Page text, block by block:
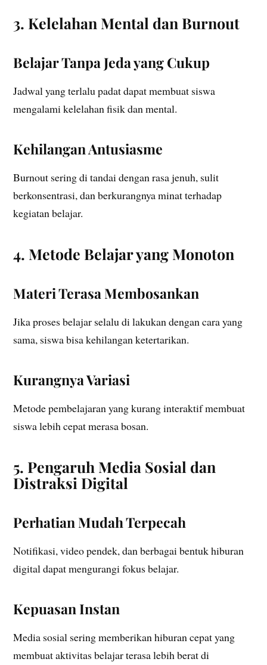
3. Kelelahan Mental dan Burnout
Belajar Tanpa Jeda yang Cukup
Jadwal yang terlalu padat dapat membuat siswa
mengalami kelelahan fisik dan mental.
Kehilangan Antusiasme
Burnout sering di tandai dengan rasa jenuh, sulit
berkonsentrasi, dan berkurangnya minat terhadap
kegiatan belajar.
4. Metode Belajar yang Monoton
Materi Terasa Membosankan
Jika proses belajar selalu di lakukan dengan cara yang
sama, siswa bisa kehilangan ketertarikan.
Kurangnya Variasi
Metode pembelajaran yang kurang interaktif membuat
siswa lebih cepat merasa bosan.
5. Pengaruh Media Sosial dan
Distraksi Digital
Perhatian Mudah Terpecah
Notifikasi, video pendek, dan berbagai bentuk hiburan
digital dapat mengurangi fokus belajar.
Kepuasan Instan
Media sosial sering memberikan hiburan cepat yang
membuat aktivitas belajar terasa lebih berat di